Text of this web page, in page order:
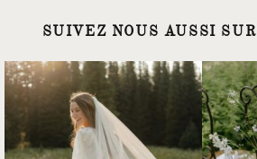
SUIVEZ NOUS AUSSI